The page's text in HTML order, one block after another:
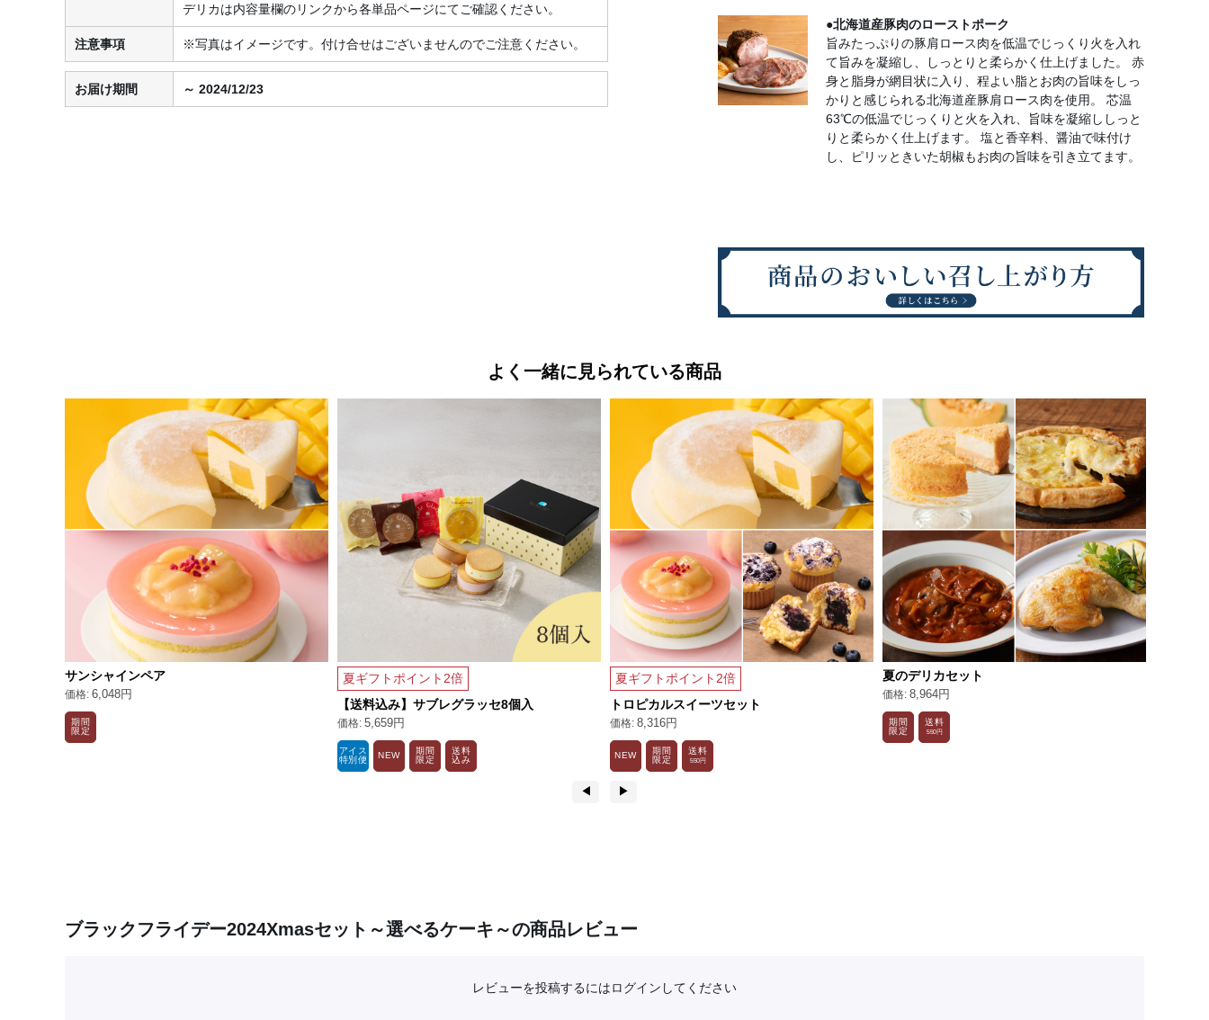
●北海道産豚肉のローストポーク
旨みたっぷりの豚肩ロース肉を低温でじっくり火を入れ
て旨みを凝縮し、しっとりと柔らかく仕上げました。 赤
身と脂身が網目状に入り、程よい脂とお肉の旨味をしっ
かりと感じられる北海道産豚肩ロース肉を使用。 芯温
63℃の低温でじっくりと火を入れ、旨味を凝縮ししっと
りと柔らかく仕上げます。 塩と香辛料、醤油で味付け
し、ピリッときいた胡椒もお肉の旨味を引き立てます。
デリカは内容量欄のリンクから各単品ページにてご確認ください。
注意事項 ※写真はイメージです。付け合せはございませんのでご注意ください。
お届け期間 ～ 2024/12/23
よく一緒に見られている商品
サンシャインペア
6,048円
期間
限定
夏ギフトポイント2倍
【送料込み】サブレグラッセ8個入
5,659円
アイス
特別便
NEW
期間
限定
送料
込み
夏ギフトポイント2倍
トロピカルスイーツセット
8,316円
NEW
期間
限定
送料
550円
夏のデリカセット
8,964円
期間
限定
送料
550円
◀︎ ▶︎
ブラックフライデー2024Xmasセット～選べるケーキ～の商品レビュー
レビューを投稿するにはログイン してください